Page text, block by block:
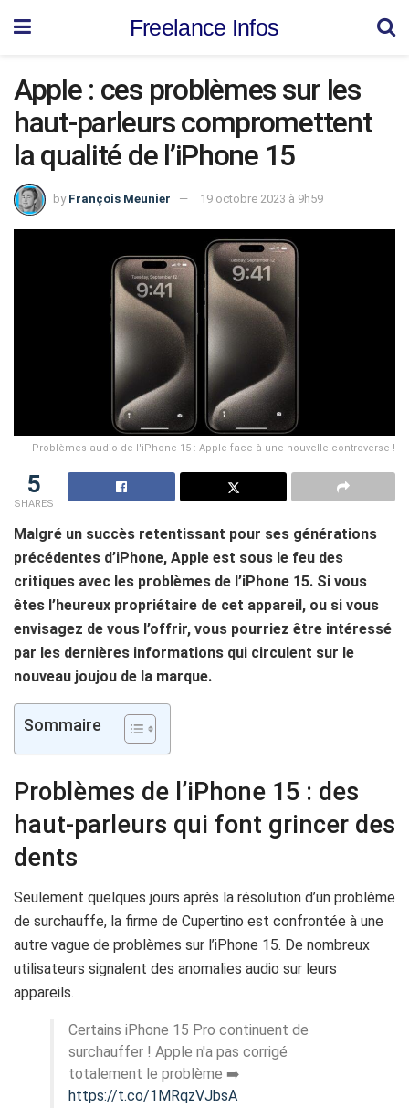
Freelance Infos
Apple : ces problèmes sur les
haut-parleurs compromettent
la qualité de l’iPhone 15
by François Meunier 19 octobre 2023 à 9h59
Problèmes audio de l'iPhone 15 : Apple face à une nouvelle controverse !
5
SHARES
Malgré un succès retentissant pour ses générations
précédentes d’iPhone, Apple est sous le feu des
critiques avec les problèmes de l’iPhone 15. Si vous
êtes l’heureux propriétaire de cet appareil, ou si vous
envisagez de vous l’offrir, vous pourriez être intéressé
par les dernières informations qui circulent sur le
nouveau joujou de la marque.
Sommaire
Problèmes de l’iPhone 15 : des
haut-parleurs qui font grincer des
dents
Seulement quelques jours après la résolution d’un problème
de surchauffe, la firme de Cupertino est confrontée à une
autre vague de problèmes sur l’iPhone 15. De nombreux
utilisateurs signalent des anomalies audio sur leurs
appareils.
Certains iPhone 15 Pro continuent de
surchauffer ! Apple n'a pas corrigé
totalement le problème ➡️
https://t.co/1MRqzVJbsA